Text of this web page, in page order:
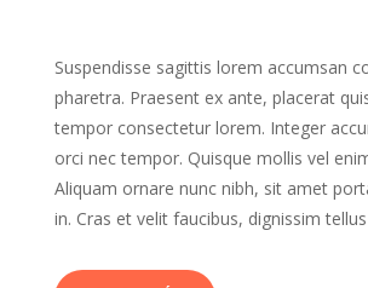
Suspendisse sagittis lorem accumsan
pharetra. Praesent ex ante, placerat
tempor consectetur lorem. Integer
orci nec tempor. Quisque mollis vel
Aliquam ornare nunc nibh, sit amet
in. Cras et velit faucibus, dignissim